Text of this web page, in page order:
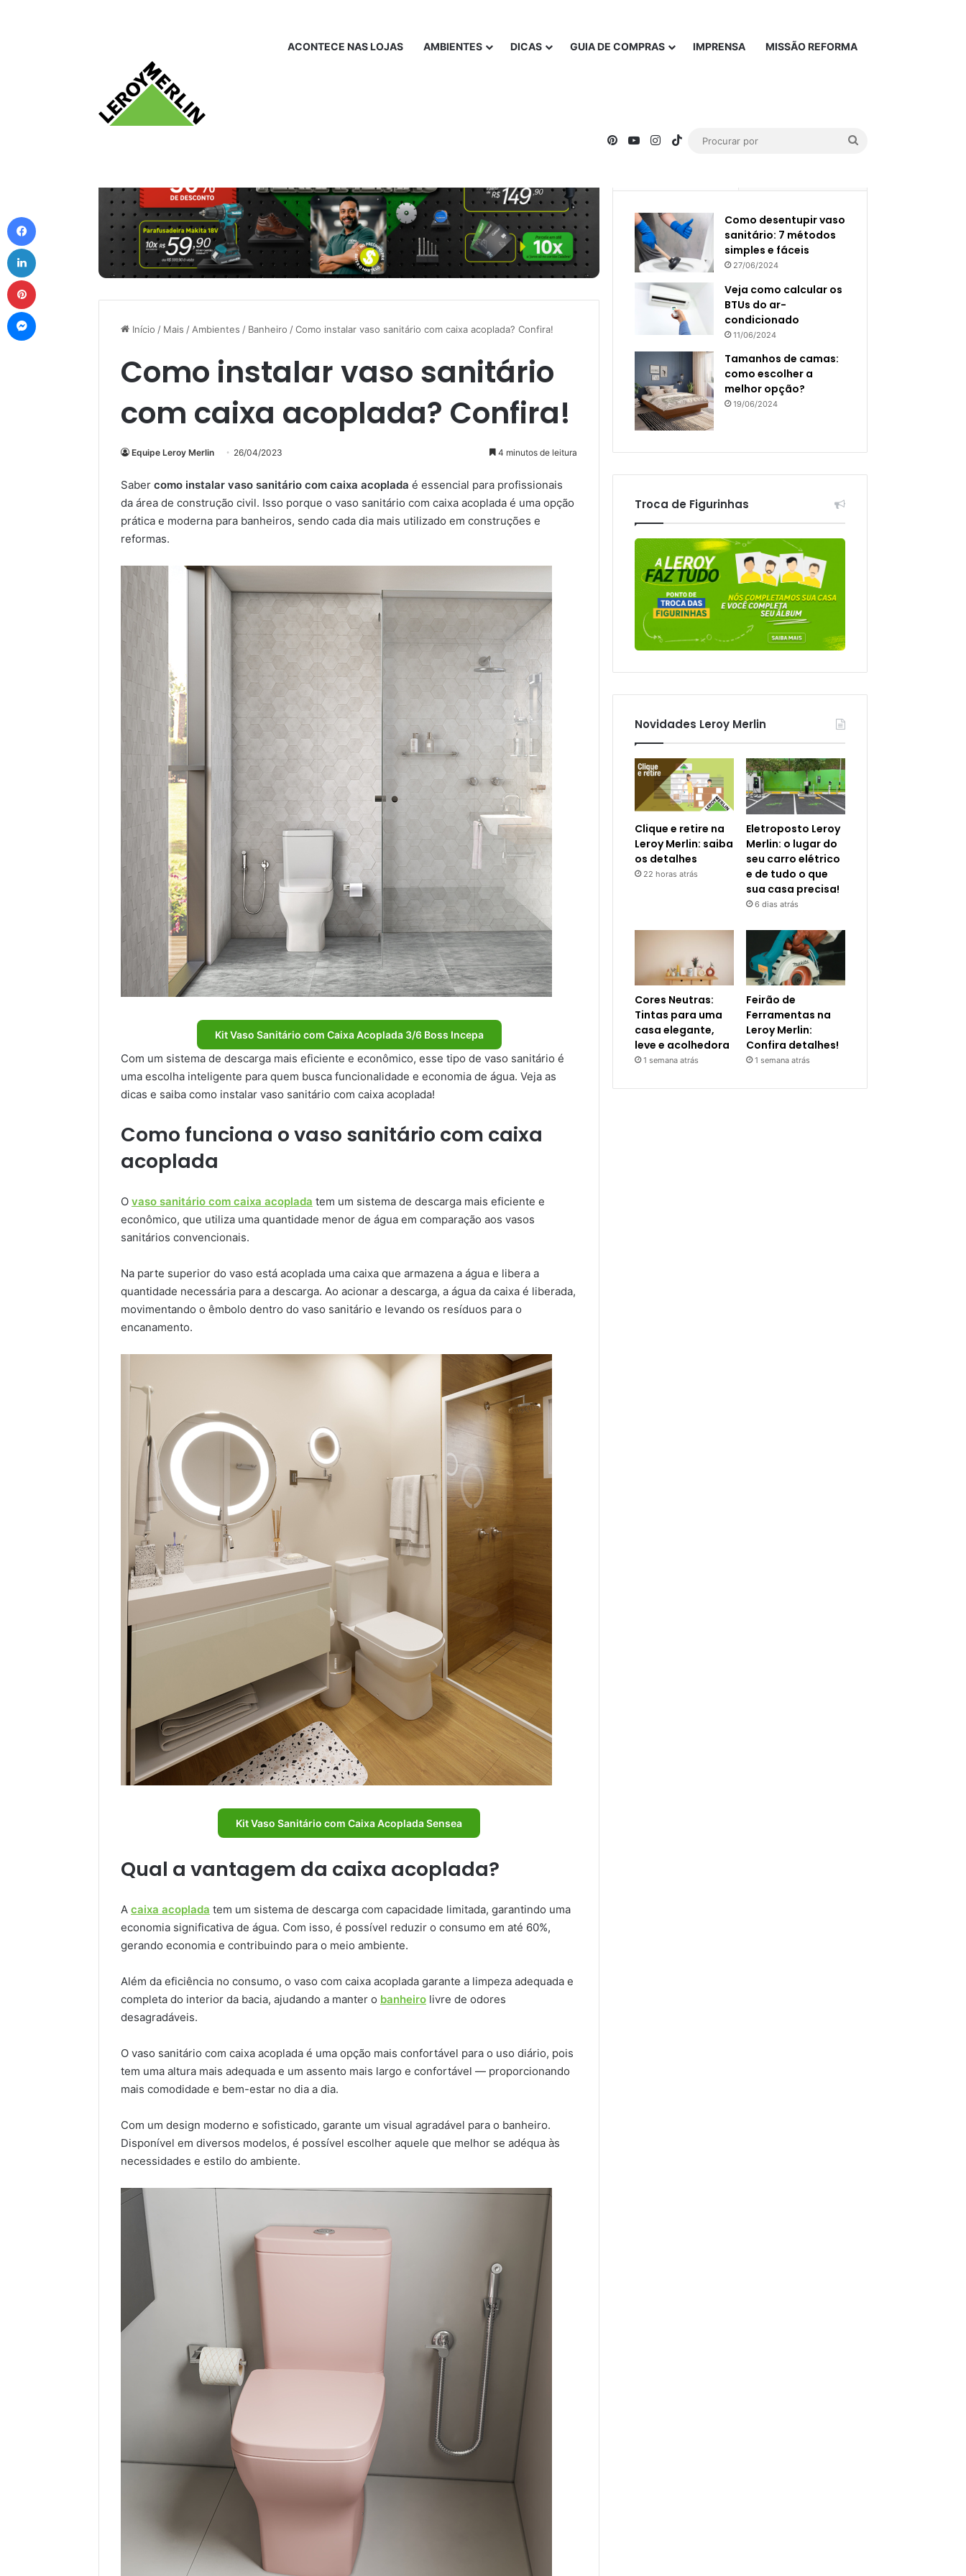
ACONTECE NAS LOJAS AMBIENTES DICAS GUIA DE COMPRAS IMPRENSA MISSÃO REFORMA
PinterestYouTubeInstagram
TikTok
Início / Mais / Ambientes / Banheiro /Como instalar vaso sanitário com caixa acoplada? Confira!
Como instalar vaso sanitário
com caixa acoplada? Confira!
Equipe Leroy Merlin 26/04/2023 4 minutos de leitura
Saber como instalar vaso sanitário com caixa acoplada é essencial para profissionais
da área de construção civil. Isso porque o vaso sanitário com caixa acoplada é uma opção
prática e moderna para banheiros, sendo cada dia mais utilizado em construções e
reformas.
Kit Vaso Sanitário com Caixa Acoplada 3/6 Boss Incepa
Com um sistema de descarga mais eficiente e econômico, esse tipo de vaso sanitário é
uma escolha inteligente para quem busca funcionalidade e economia de água. Veja as
dicas e saiba como instalar vaso sanitário com caixa acoplada!
Como funciona o vaso sanitário com caixa
acoplada
O vaso sanitário com caixa acoplada tem um sistema de descarga mais eficiente e
econômico, que utiliza uma quantidade menor de água em comparação aos vasos
sanitários convencionais.
Na parte superior do vaso está acoplada uma caixa que armazena a água e libera a
quantidade necessária para a descarga. Ao acionar a descarga, a água da caixa é liberada,
movimentando o êmbolo dentro do vaso sanitário e levando os resíduos para o
encanamento.
Kit Vaso Sanitário com Caixa Acoplada Sensea
Qual a vantagem da caixa acoplada?
A caixa acoplada tem um sistema de descarga com capacidade limitada, garantindo uma
economia significativa de água. Com isso, é possível reduzir o consumo em até 60%,
gerando economia e contribuindo para o meio ambiente.
Além da eficiência no consumo, o vaso com caixa acoplada garante a limpeza adequada e
completa do interior da bacia, ajudando a manter o banheiro livre de odores
desagradáveis.
O vaso sanitário com caixa acoplada é uma opção mais confortável para o uso diário, pois
tem uma altura mais adequada e um assento mais largo e confortável — proporcionando
mais comodidade e bem-estar no dia a dia.
Com um design moderno e sofisticado, garante um visual agradável para o banheiro.
Disponível em diversos modelos, é possível escolher aquele que melhor se adéqua às
necessidades e estilo do ambiente.
Como desentupir vaso
sanitário: 7 métodos
simples e fáceis
27/06/2024
Veja como calcular os
BTUs do ar-
condicionado
11/06/2024
Tamanhos de camas:
como escolher a
melhor opção?
19/06/2024
Troca de Figurinhas
Novidades Leroy Merlin
Clique e retire na
Leroy Merlin: saiba
os detalhes
22 horas atrás
Eletroposto Leroy
Merlin: o lugar do
seu carro elétrico
e de tudo o que
sua casa precisa!
6 dias atrás
Cores Neutras:
Tintas para uma
casa elegante,
leve e acolhedora
1 semana atrás
Feirão de
Ferramentas na
Leroy Merlin:
Confira detalhes!
1 semana atrás